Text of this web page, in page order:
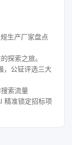
生产厂家盘点
探索之旅。
，公钲评选三大
索流量
精准锁定招标项